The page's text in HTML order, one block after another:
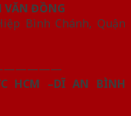
VĂN ĐỒNG
Bình Chánh, Quận
HCM –DĨ AN BÌNH